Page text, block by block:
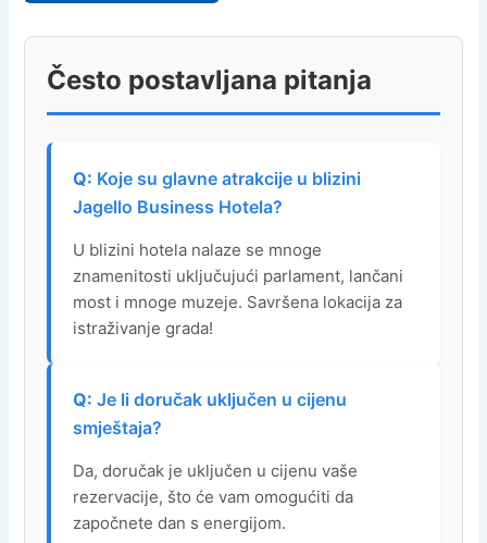
Često postavljana pitanja
Koje su glavne atrakcije u blizini
Jagello Business Hotela?
U blizini hotela nalaze se mnoge
znamenitosti uključujući parlament, lančani
most i mnoge muzeje. Savršena lokacija za
istraživanje grada!
Je li doručak uključen u cijenu
smještaja?
Da, doručak je uključen u cijenu vaše
rezervacije, što će vam omogućiti da
započnete dan s energijom.